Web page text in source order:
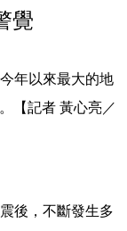
覺
年以來最大的地
【記者 黃心亮／
後，不斷發生多